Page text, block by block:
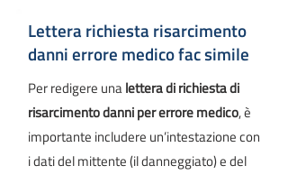
Lettera richiesta risarcimento
danni errore medico fac simile
Per redigere unalettera di richiesta di
risarcimento danni per errore medico, è
importante includere un’intestazione con
i dati del mittente (il danneggiato) e del